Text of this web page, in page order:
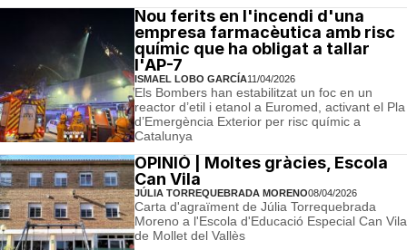
Nou ferits en l'incendi d'una
empresa farmacèutica amb risc
químic que ha obligat a tallar
l'AP-7
ISMAEL LOBO GARCÍA11/04/2026
Els Bombers han estabilitzat un foc en un
reactor d’etil i etanol a Euromed, activant el Pla
d’Emergència Exterior per risc químic a
Catalunya
OPINIÓ | Moltes gràcies, Escola
Can Vila
JÚLIA TORREQUEBRADA MORENO08/04/2026
Carta d'agraïment de Júlia Torrequebrada
Moreno a l'Escola d'Educació Especial Can Vila
de Mollet del Vallès